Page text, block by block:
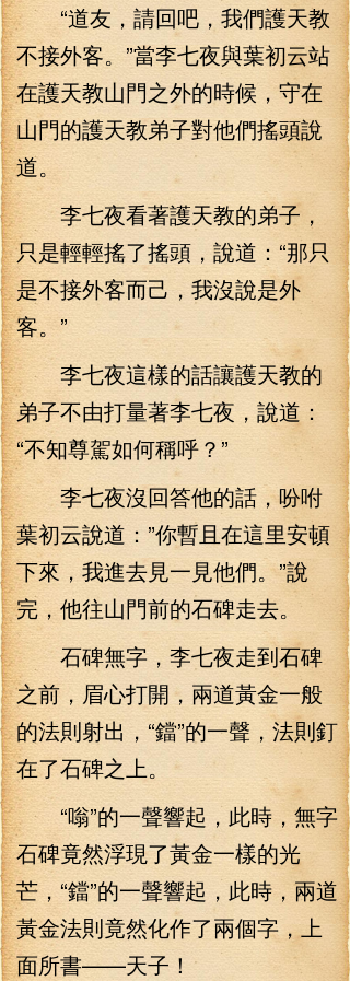
“道友，請回吧，我們護天教
不接外客。”當李七夜與葉初云站
在護天教山門之外的時候，守在
山門的護天教弟子對他們搖頭說
道。
李七夜看著護天教的弟子，
只是輕輕搖了搖頭，說道：“那只
是不接外客而己，我沒說是外
客。”
李七夜這樣的話讓護天教的
弟子不由打量著李七夜，說道：
“不知尊駕如何稱呼？”
李七夜沒回答他的話，吩咐
葉初云說道：”你暫且在這里安頓
下來，我進去見一見他們。”說
完，他往山門前的石碑走去。
石碑無字，李七夜走到石碑
之前，眉心打開，兩道黃金一般
的法則射出，“鐺”的一聲，法則釘
在了石碑之上。
“嗡”的一聲響起，此時，無字
石碑竟然浮現了黃金一樣的光
芒，“鐺”的一聲響起，此時，兩道
黃金法則竟然化作了兩個字，上
面所書——天子！